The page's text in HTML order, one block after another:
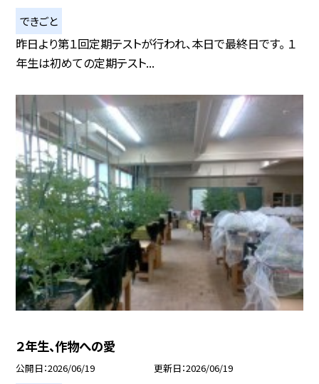
できごと
昨日より第１回定期テストが行われ、本日で最終日です。 １
年生は初めての定期テスト...
２年生、作物への愛
公開日 2026/06/19 更新日 2026/06/19